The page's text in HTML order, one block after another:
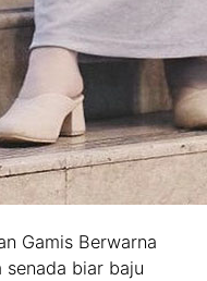
Gamis Berwarna
biar baju